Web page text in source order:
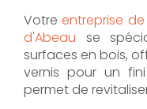
Votreentreprise
d'Abeau se
surfaces en bois,
vernis pour un
permet de